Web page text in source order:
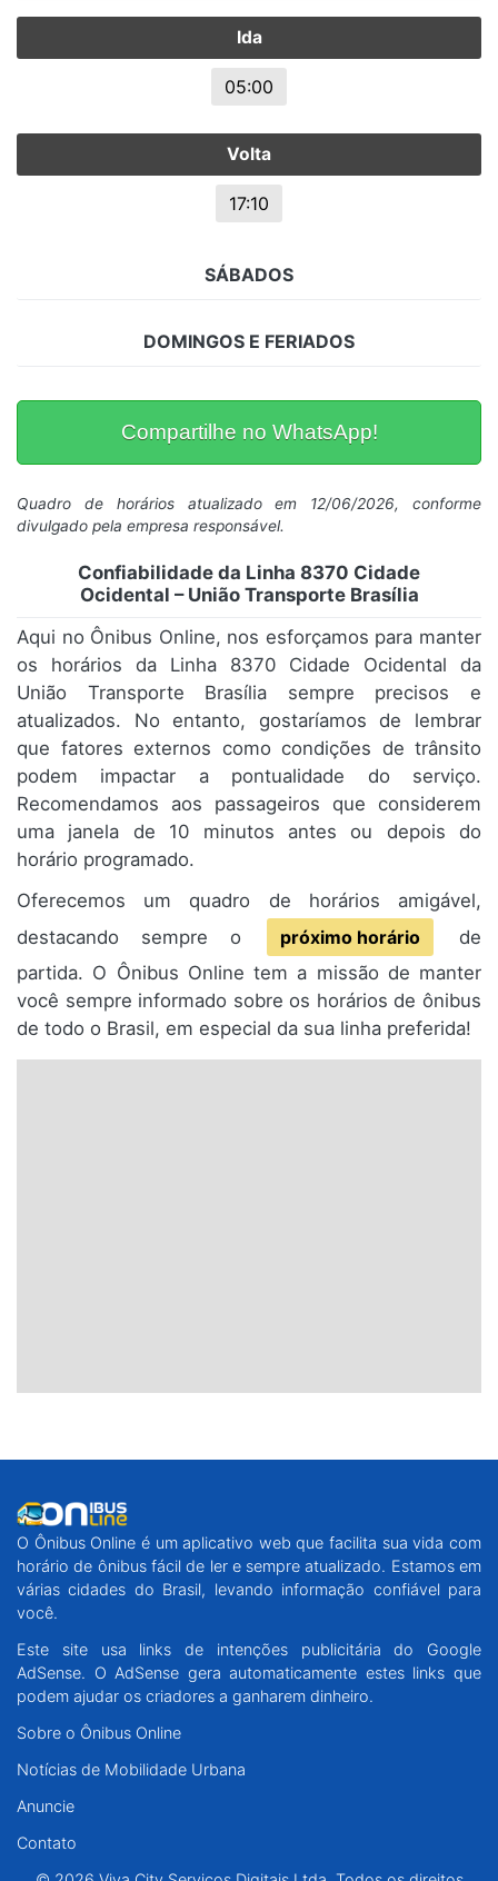
Ida
05:00
Volta
17:10
SÁBADOS
DOMINGOS E FERIADOS
Compartilhe no WhatsApp!
Quadro de horários atualizado em 12/06/2026, conforme
divulgado pela empresa responsável.
Confiabilidade da Linha 8370 Cidade
Ocidental – União Transporte Brasília
Aqui no Ônibus Online, nos esforçamos para manter
os horários da Linha 8370 Cidade Ocidental da
União Transporte Brasília sempre precisos e
atualizados. No entanto, gostaríamos de lembrar
que fatores externos como condições de trânsito
podem impactar a pontualidade do serviço.
Recomendamos aos passageiros que considerem
uma janela de 10 minutos antes ou depois do
horário programado.
Oferecemos um quadro de horários amigável,
destacando sempre o
próximo horário
de
partida. O Ônibus Online tem a missão de manter
você sempre informado sobre os horários de ônibus
de todo o Brasil, em especial da sua linha preferida!
O Ônibus Online é um aplicativo web que facilita sua vida com
horário de ônibus fácil de ler e sempre atualizado. Estamos em
várias cidades do Brasil, levando informação confiável para
você.
Este site usa links de intenções publicitária do Google
AdSense. O AdSense gera automaticamente estes links que
podem ajudar os criadores a ganharem dinheiro.
Sobre o Ônibus Online
Notícias de Mobilidade Urbana
Anuncie
Contato